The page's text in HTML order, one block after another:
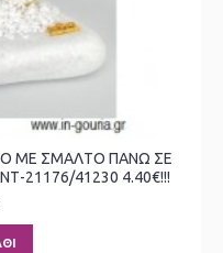
ΜΕ ΣΜΑΛΤΟ ΠΑΝΩ ΣΕ
21176/41230 4.40€!!!